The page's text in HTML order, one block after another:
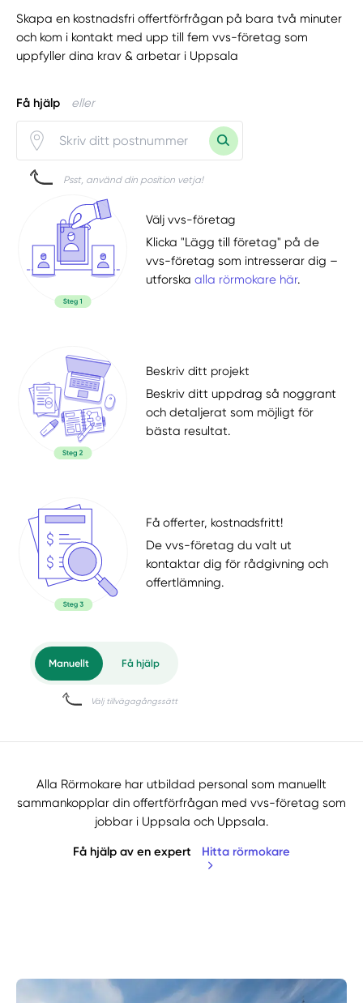
Skapa en kostnadsfri offertförfrågan på bara två minuter
och kom i kontakt med upp till fem vvs-företag som
uppfyller dina krav & arbetar i Uppsala
Få hjälp eller
Psst, använd din position vetja!
Välj vvs-företag
Klicka "Lägg till företag" på de
vvs-företag som intresserar dig –
utforskaalla rörmokare här.
Beskriv ditt projekt
Beskriv ditt uppdrag så noggrant
och detaljerat som möjligt för
bästa resultat.
Få offerter, kostnadsfritt!
De vvs-företag du valt ut
kontaktar dig för rådgivning och
offertlämning.
Alla Rörmokare har utbildad personal som manuellt
sammankopplar din offertförfrågan med vvs-företag som
jobbar i Uppsala och Uppsala.
Få hjälp av en expert Hitta rörmokare